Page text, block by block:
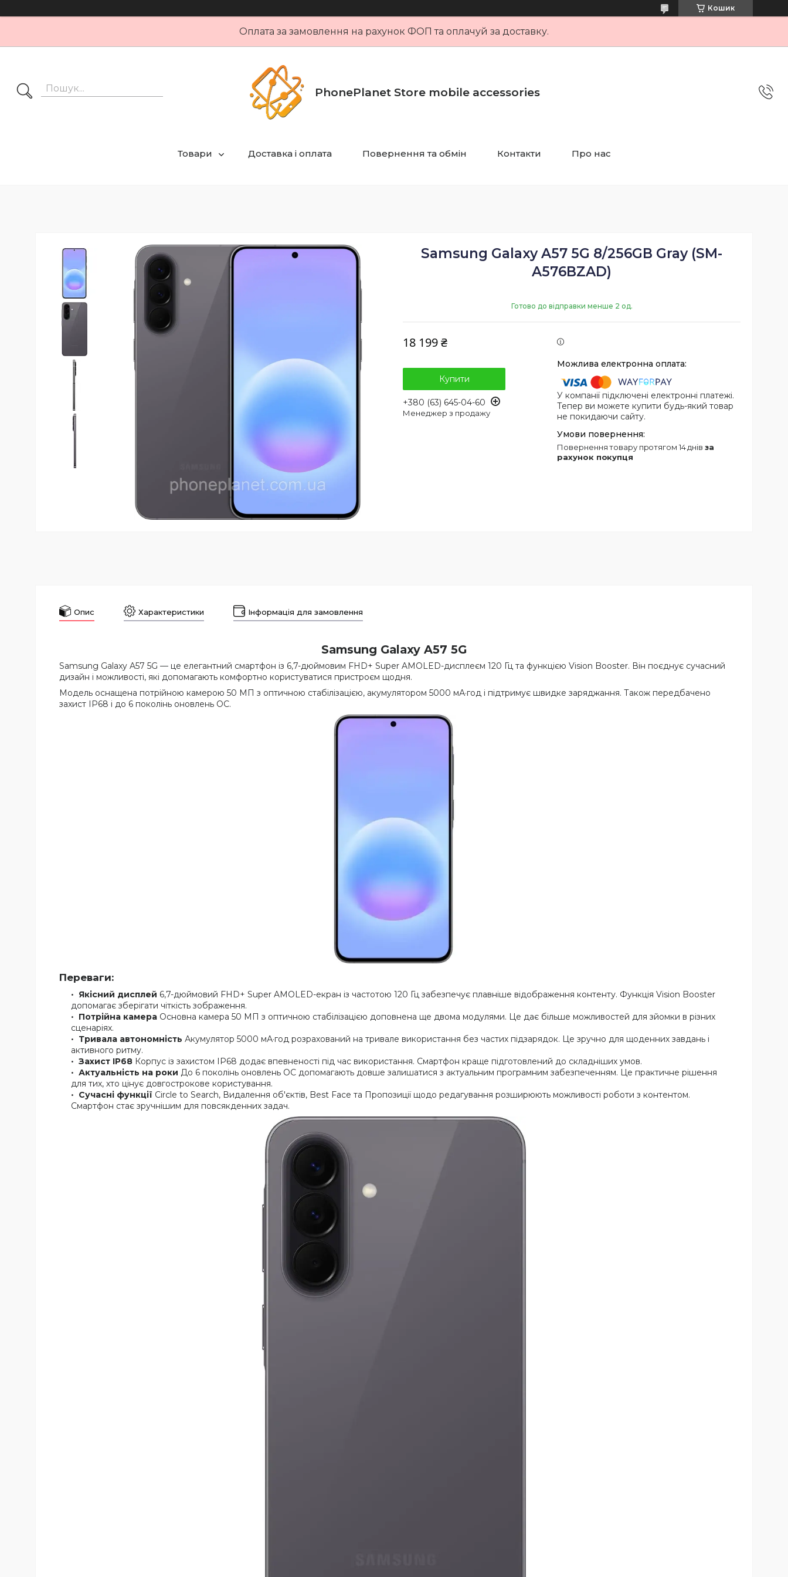
Кошик
Оплата за замовлення на рахунок ФОП та оплачуй за доставку.
PhonePlanet Store mobile accessories
Товари Доставка і оплата Повернення та обмін Контакти Про нас
Samsung Galaxy A57 5G 8/256GB Gray (SM-
A576BZAD)
Готово до відправки менше 2 од.
18 199 ₴
Купити
+380 (63) 645-04-60
Менеджер з продажу
У компанії підключені електронні платежі.
Тепер ви можете купити будь-який товар
не покидаючи сайту.
повернення товару протягом 14 днів за
рахунок покупця
Опис Характеристики Інформація для замовлення
Samsung Galaxy A57 5G
Samsung Galaxy A57 5G — це елегантний смартфон із 6,7-дюймовим FHD+ Super AMOLED-дисплеєм 120 Гц та функцією Vision Booster. Він поєднує сучасний
дизайн і можливості, які допомагають комфортно користуватися пристроєм щодня.
Модель оснащена потрійною камерою 50 МП з оптичною стабілізацією, акумулятором 5000 мА·год і підтримує швидке заряджання. Також передбачено
захист IP68 і до 6 поколінь оновлень ОС.
Переваги:
Якісний дисплей 6,7-дюймовий FHD+ Super AMOLED-екран із частотою 120 Гц забезпечує плавніше відображення контенту. Функція Vision Booster
допомагає зберігати чіткість зображення.
Потрійна камера Основна камера 50 МП з оптичною стабілізацією доповнена ще двома модулями. Це дає більше можливостей для зйомки в різних
сценаріях.
Тривала автономність Акумулятор 5000 мА·год розрахований на тривале використання без частих підзарядок. Це зручно для щоденних завдань і
активного ритму.
Захист IP68 Корпус із захистом IP68 додає впевненості під час використання. Смартфон краще підготовлений до складніших умов.
Актуальність на роки До 6 поколінь оновлень ОС допомагають довше залишатися з актуальним програмним забезпеченням. Це практичне рішення
для тих, хто цінує довгострокове користування.
Сучасні функції Circle to Search, Видалення об'єктів, Best Face та Пропозиції щодо редагування розширюють можливості роботи з контентом.
Смартфон стає зручнішим для повсякденних задач.